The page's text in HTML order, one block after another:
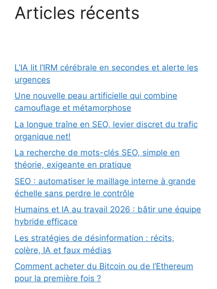
Articles récents
L’IA lit l’IRM cérébrale en secondes et alerte les
urgences
Une nouvelle peau artificielle qui combine
camouflage et métamorphose
La longue traîne en SEO, levier discret du trafic
organique net!
La recherche de mots-clés SEO, simple en
théorie, exigeante en pratique
SEO : automatiser le maillage interne à grande
échelle sans perdre le contrôle
Humains et IA au travail 2026 : bâtir une équipe
hybride efficace
Les stratégies de désinformation : récits,
colère, IA et faux médias
Comment acheter du Bitcoin ou de l’Ethereum
pour la première fois ?